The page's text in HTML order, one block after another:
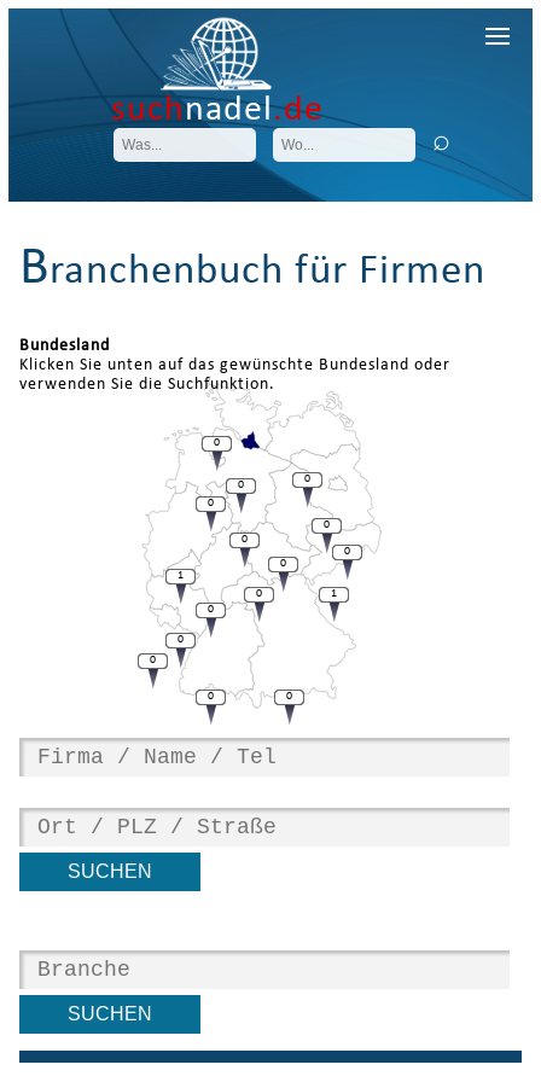
suchnadel.de
Branchenbuch für Firmen
Bundesland
Klicken Sie unten auf das gewünschte Bundesland oder
verwenden Sie die Suchfunktion.
1
0
1
0
0
0
0
0
0
0
0
0
0
0
0
0